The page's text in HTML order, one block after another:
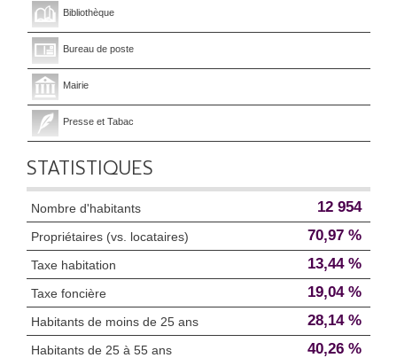
Bibliothèque
Bureau de poste
Mairie
Presse et Tabac
STATISTIQUES
Nombre d'habitants 12 954
Propriétaires (vs. locataires) 70,97 %
Taxe habitation 13,44 %
Taxe foncière 19,04 %
Habitants de moins de 25 ans 28,14 %
Habitants de 25 à 55 ans 40,26 %